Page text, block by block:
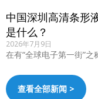
中国深圳高清条形
是什么？
2026年7月9日
在有“全球电子第一街”
查看全部新闻 >